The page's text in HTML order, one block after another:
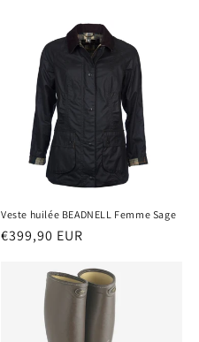
Veste huilée BEADNELL Femme Sage
Prix
€399,90 EUR